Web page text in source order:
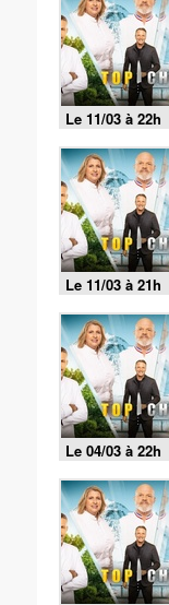
Le 11/03 à 22h
Le 11/03 à 21h
Le 04/03 à 22h